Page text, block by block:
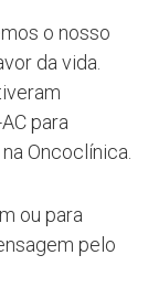
o nosso
da vida.
para
Oncoclínica.
ou para
pelo